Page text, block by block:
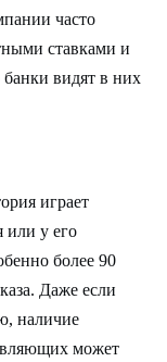
часто
ставками и
видят в них
играет
или у его
более 90
Даже если
наличие
может